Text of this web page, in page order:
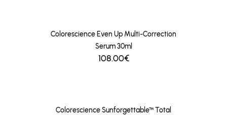
Colorescience Even Up Multi-Correction
Serum 30ml
108.00€
Colorescience Sunforgettable™ Total